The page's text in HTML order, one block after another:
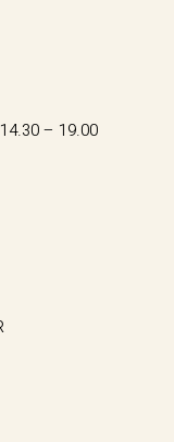
– 19.00